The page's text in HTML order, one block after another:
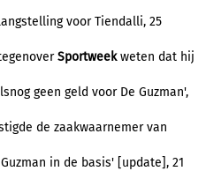
voor Tiendalli, 25
Sportweekweten dat hij
geen geld voor De Guzman',
de zaakwaarnemer van
in de basis' [update], 21